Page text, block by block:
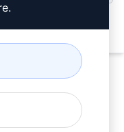
Improve
しい難解な表現に書き